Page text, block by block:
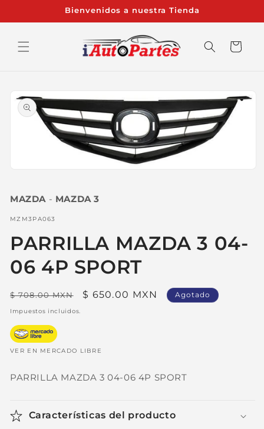
directamente
al contenido
Bienvenidos a nuestra Tienda
Carrito
a la
información
del producto
1
una
modal
MAZDA - MAZDA 3
SKU:
MZM3PA063
PARRILLA MAZDA 3 04-
06 4P SPORT
Precio
habitual
$ 708.00 MXN
Precio
$ 650.00 MXN Agotado
Impuestos incluidos.
VER EN MERCADO LIBRE
PARRILLA MAZDA 3 04-06 4P SPORT
Características del producto